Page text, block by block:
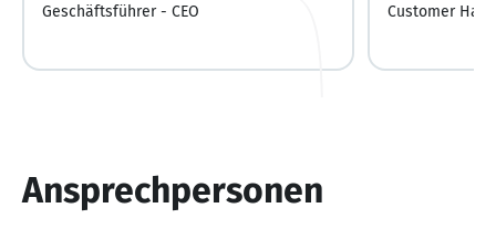
Geschäftsführer - CEO
Customer
Ansprechpersonen